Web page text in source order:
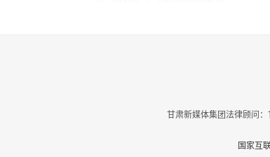
甘肃新媒体集团法律顾
国家互